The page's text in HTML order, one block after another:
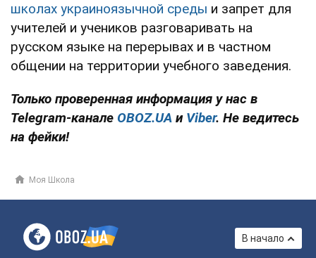
школах украиноязычной среды и запрет для
учителей и учеников разговаривать на
русском языке на перерывах и в частном
общении на территории учебного заведения.
Только проверенная информация у нас в
Telegram-канале OBOZ.UA и Viber. Не ведитесь
на фейки!
Моя Школа
В начало